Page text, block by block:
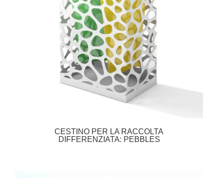
CESTINO PER LA RACCOLTA
DIFFERENZIATA: PEBBLES